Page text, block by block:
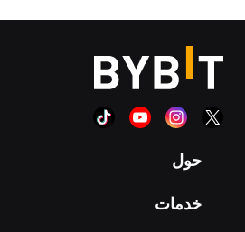
حول
خدمات